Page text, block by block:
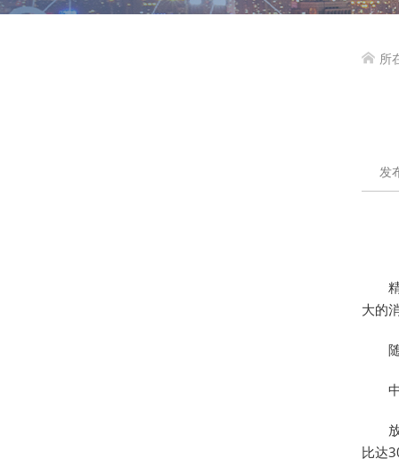
 所
发
大的
比达